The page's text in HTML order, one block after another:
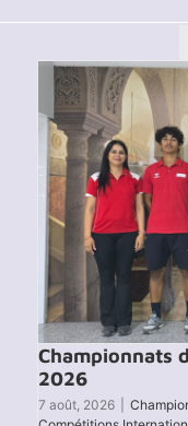
Championnats
2026
7 août, 2026